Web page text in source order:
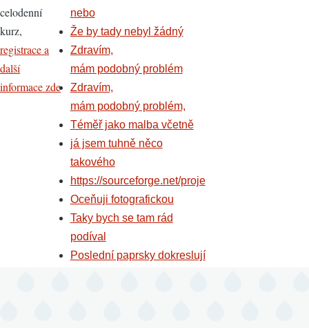
celodenní
kurz,
registrace a
další
informace zde
nebo
Že by tady nebyl žádný
Zdravím,
mám podobný problém
Zdravím,
mám podobný problém,
Téměř jako malba včetně
já jsem tuhně něco
takového
https://sourceforge.net/proje
Oceňuji fotografickou
Taky bych se tam rád
podíval
Poslední paprsky dokreslují